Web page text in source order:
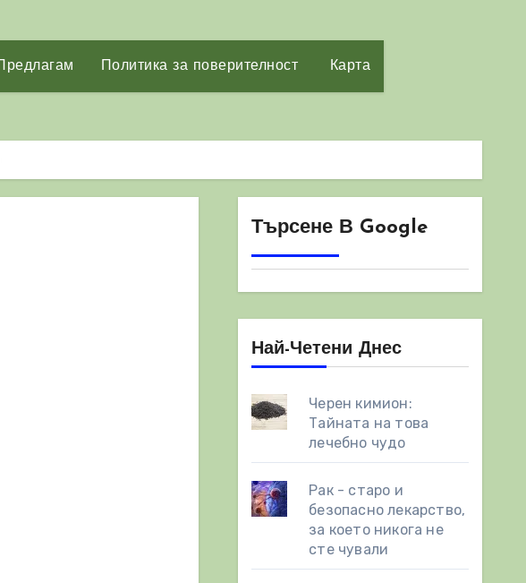
Предлагам Политика за поверителност Карта
Търсене В Google
Най-Четени Днес
Черен кимион:
Тайната на това
лечебно чудо
Рак - старо и
безопасно лекарство,
за което никога не
сте чували